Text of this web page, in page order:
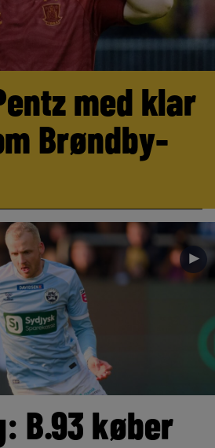
med klar
Brøndby-
►
B.93 køber